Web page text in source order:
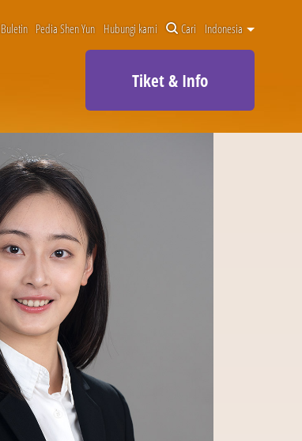
Buletin Pedia Shen Yun Hubungi kami Cari Indonesia
Tiket & Info